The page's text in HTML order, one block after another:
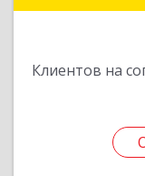
Клиентов на